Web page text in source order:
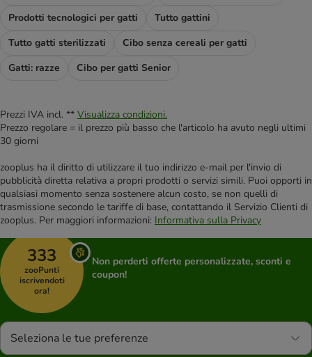
Prodotti tecnologici per gatti
Tutto gattini
Tutto gatti sterilizzati
Cibo senza cereali per gatti
Gatti: razze
Cibo per gatti Senior
Prezzi IVA incl. ** Visualizza condizioni.
Prezzo regolare = il prezzo più basso che l'articolo ha avuto negli ultimi
30 giorni
zooplus ha il diritto di utilizzare il tuo indirizzo e-mail per l'invio di
pubblicità diretta relativa a propri prodotti o servizi simili. Puoi opporti in
qualsiasi momento senza sostenere alcun costo, se non quelli di
trasmissione secondo le tariffe di base, contattando il Servizio Clienti di
zooplus. Per maggiori informazioni: Informativa sulla Privacy
333
zooPunti
iscrivendoti
ora!
Non perderti offerte personalizzate, sconti e
coupon!
Seleziona le tue preferenze